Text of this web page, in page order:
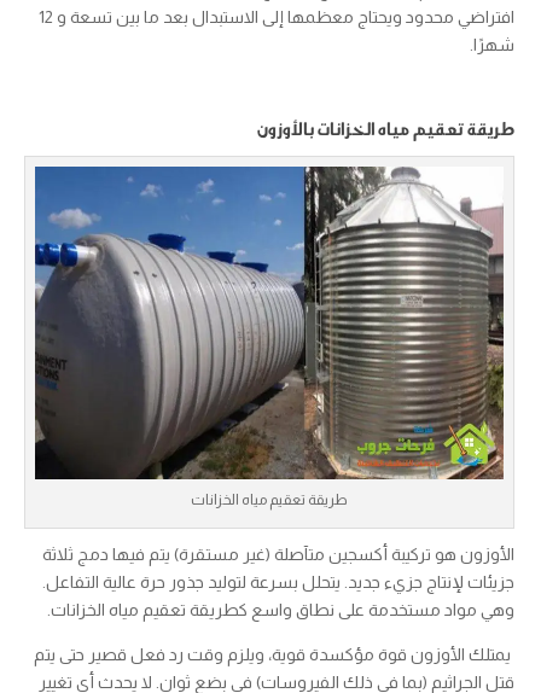
افتراضي محدود ويحتاج معظمها إلى الاستبدال بعد ما بين تسعة و 12
شهرًا.
طريقة تعقيم مياه الخزانات بالأوزون
طريقة تعقيم مياه الخزانات
الأوزون هو تركيبة أكسجين متآصلة (غير مستقرة) يتم فيها دمج ثلاثة
جزيئات لإنتاج جزيء جديد. يتحلل بسرعة لتوليد جذور حرة عالية التفاعل.
وهي مواد مستخدمة على نطاق واسع كطريقة تعقيم مياه الخزانات.
يمتلك الأوزون قوة مؤكسدة قوية، ويلزم وقت رد فعل قصير حتى يتم
قتل الجراثيم (بما في ذلك الفيروسات) في بضع ثوانٍ. لا يحدث أي تغيير